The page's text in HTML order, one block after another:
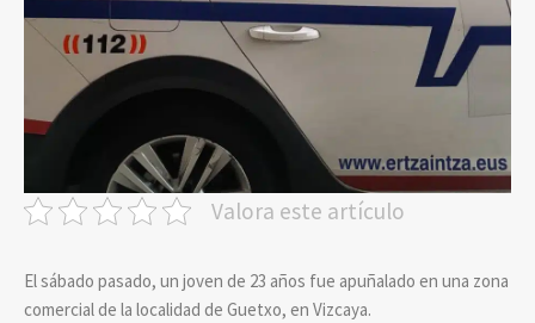
Valora este artículo
El sábado pasado, un joven de 23 años fue apuñalado en una zona
comercial de la localidad de Guetxo, en Vizcaya.